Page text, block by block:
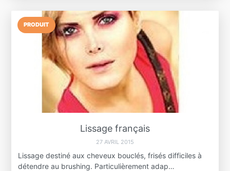
PRODUIT
Lissage français
27 AVRIL 2015
Lissage destiné aux cheveux bouclés, frisés difficiles à
détendre au brushing. Particulièrement adap…